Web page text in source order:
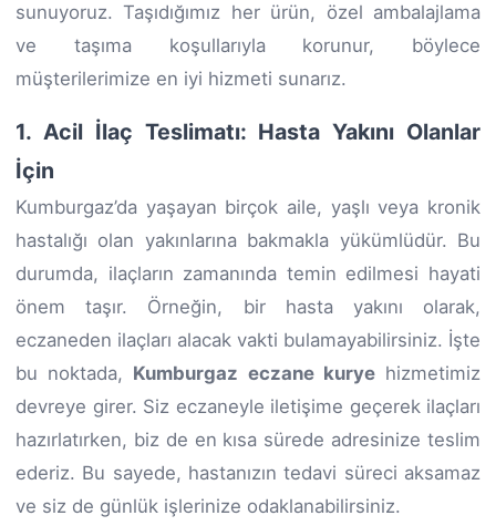
sunuyoruz. Taşıdığımız her ürün, özel ambalajlama
ve taşıma koşullarıyla korunur, böylece
müşterilerimize en iyi hizmeti sunarız.
1. Acil İlaç Teslimatı: Hasta Yakını Olanlar
İçin
Kumburgaz’da yaşayan birçok aile, yaşlı veya kronik
hastalığı olan yakınlarına bakmakla yükümlüdür. Bu
durumda, ilaçların zamanında temin edilmesi hayati
önem taşır. Örneğin, bir hasta yakını olarak,
eczaneden ilaçları alacak vakti bulamayabilirsiniz. İşte
bu noktada, Kumburgaz eczane kuryehizmetimiz
devreye girer. Siz eczaneyle iletişime geçerek ilaçları
hazırlatırken, biz de en kısa sürede adresinize teslim
ederiz. Bu sayede, hastanızın tedavi süreci aksamaz
ve siz de günlük işlerinize odaklanabilirsiniz.